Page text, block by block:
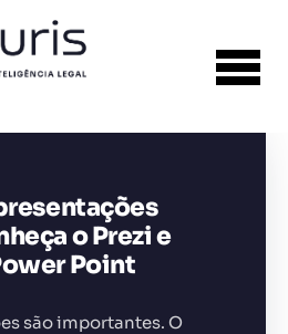
o Prezi e
Point
são importantes. O
PARA ESTE